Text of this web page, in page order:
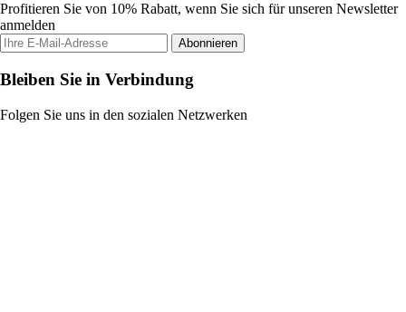
Profitieren Sie von 10% Rabatt, wenn Sie sich für unseren Newsletter
anmelden
Abonnieren
Bleiben Sie in Verbindung
Folgen Sie uns in den sozialen Netzwerken